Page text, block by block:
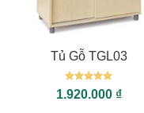
Tủ Gỗ TGL03
Được xếp
hạng55
1.920.000 ₫